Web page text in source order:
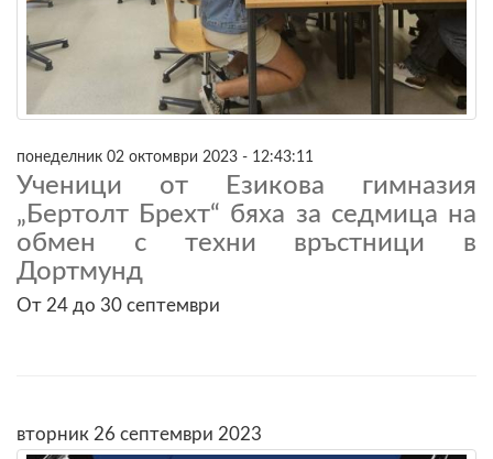
понеделник 02 октомври 2023 - 12:43:11
Ученици от Езикова гимназия
„Бертолт Брехт“ бяха за седмица на
обмен с техни връстници в
Дортмунд
От 24 до 30 септември
вторник 26 септември 2023